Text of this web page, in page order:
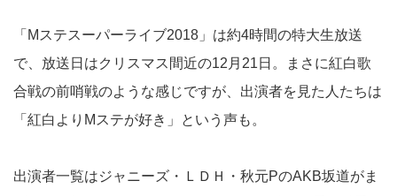
「Mステスーパーライブ2018」は約4時間の特大生放送
で、放送日はクリスマス間近の12月21日。まさに紅白歌
合戦の前哨戦のような感じですが、出演者を見た人たちは
「紅白よりMステが好き」という声も。
出演者一覧はジャニーズ・ＬＤＨ・秋元PのAKB坂道がま